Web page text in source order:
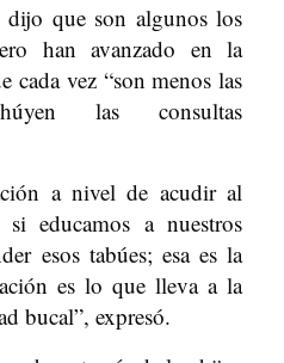
dijo que son algunos los
han avanzado en la
vez “son menos las
las consultas
a nivel de acudir al
educamos a nuestros
esos tabúes; esa es la
es lo que lleva a la
bucal”, expresó.